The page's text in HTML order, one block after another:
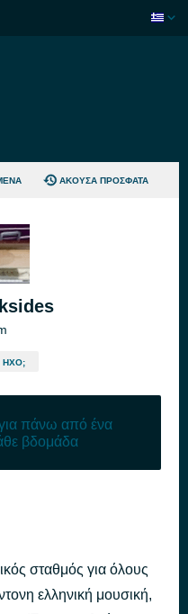
ΆΚΟΥΣΑ ΠΡΌΣΦΑΤΑ
ΉΧΟ;
πάνω από ένα
βδομάδα
σταθμός για όλους
ελληνική μουσική,